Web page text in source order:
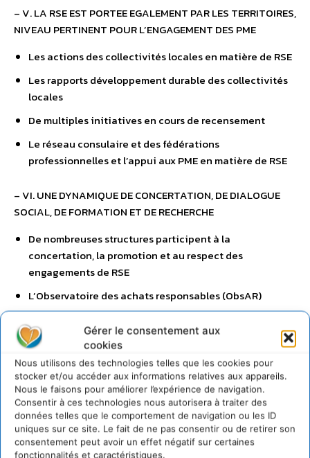
Gérer le consentement aux
cookies
Nous utilisons des technologies telles que les cookies pour
stocker et/ou accéder aux informations relatives aux appareils.
Nous le faisons pour améliorer l’expérience de navigation.
Consentir à ces technologies nous autorisera à traiter des
données telles que le comportement de navigation ou les ID
uniques sur ce site. Le fait de ne pas consentir ou de retirer son
consentement peut avoir un effet négatif sur certaines
fonctionnalités et caractéristiques.
– V. LA RSE EST PORTEE EGALEMENT PAR LES TERRITOIRES,
NIVEAU PERTINENT POUR L’ENGAGEMENT DES PME
Les actions des collectivités locales en matière de RSE
Les rapports développement durable des collectivités
locales
De multiples initiatives en cours de recensement
Le réseau consulaire et des fédérations
professionnelles et l’appui aux PME en matière de RSE
– VI. UNE DYNAMIQUE DE CONCERTATION, DE DIALOGUE
SOCIAL, DE FORMATION ET DE RECHERCHE
De nombreuses structures participent à la
concertation, la promotion et au respect des
engagements de RSE
L’Observatoire des achats responsables (ObsAR)
partenaires sociaux
La commission RSE du Mouvement des entreprises de
France (MEDEF)
La Confédération générale des petites et moyennes
entreprises (CGPME)
L’Observatoire de la responsabilité sociale des